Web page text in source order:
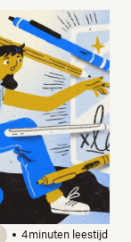
4minuten leestijd